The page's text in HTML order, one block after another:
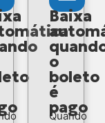
Baixa
o
boleto
é
pago
Quando